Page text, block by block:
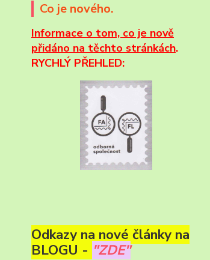
Co je nového.
Informace o tom, co je nově
přidáno na těchto stránkách.
RYCHLÝ PŘEHLED:
Odkazy na nové články na
BLOGU - "ZDE"